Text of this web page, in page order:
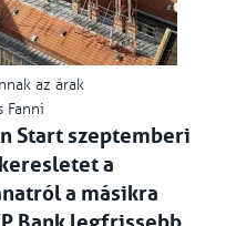
az árak
Fanni
Start szeptemberi
a
a másikra